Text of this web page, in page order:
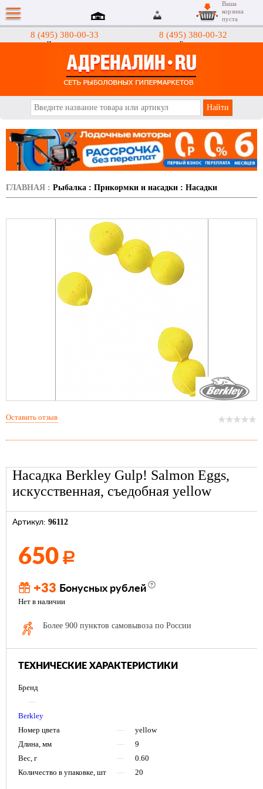
8 (495) 380-00-33
Интернет-магазин
8 (495) 380-00-32
Гипермаркеты
Ваша
корзина
пуста
ГЛАВНАЯ : Рыбалка : Прикормки и насадки : Насадки
Насадка Berkley Gulp! Salmon Eggs,
искусственная, съедобная yellow
Артикул: 96112
650 Р
+33 Бонусных рублей
Нет в наличии
Более 900 пунктов самовывоза по России
ТЕХНИЧЕСКИЕ ХАРАКТЕРИСТИКИ
Бренд
—
Berkley
Номер цвета
—
yellow
Длина, мм
—
9
Вес, г
—
0.60
Количество в упаковке, шт
— 20
Оставить отзыв